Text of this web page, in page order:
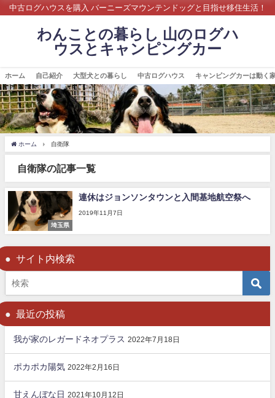
中古ログハウスを購入 バーニーズマウンテンドッグと目指せ移住生活！
わんことの暮らし 山のログハ
ウスとキャンピングカー
ホーム 自己紹介 大型犬との暮らし 中古ログハウス キャンピングカーは動く
ホーム 自衛隊
自衛隊の記事一覧
埼玉県
連休はジョンソンタウンと入間基地航空祭へ
2019年11月7日
サイト内検索
最近の投稿
我が家のレガードネオプラス 2022年7月18日
ポカポカ陽気 2022年2月16日
甘えんぼな日 2021年10月12日